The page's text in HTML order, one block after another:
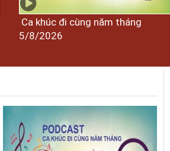
Ca khúc đi cùng năm tháng
5/8/2026